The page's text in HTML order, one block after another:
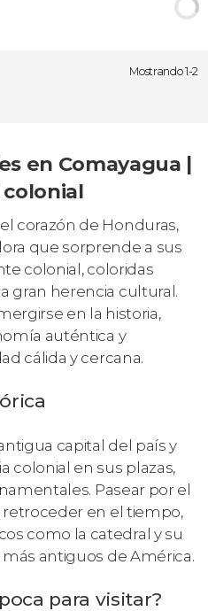
Mostrando 1-2
en Comayagua |
colonial
corazón de Honduras,
que sorprende a sus
colonial, coloridas
gran herencia cultural.
en la historia,
auténtica y
cálida y cercana.
capital del país y
colonial en sus plazas,
Pasear por el
retroceder en el tiempo,
como la catedral y su
antiguos de América.
para visitar?